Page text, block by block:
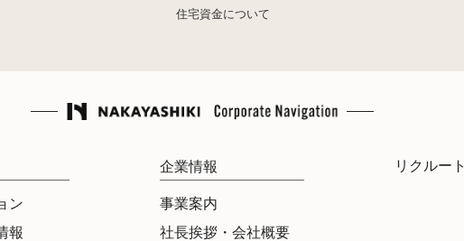
住宅資金について
ン
報
企業情報
事業案内
社長挨拶・会社概要
リクルート